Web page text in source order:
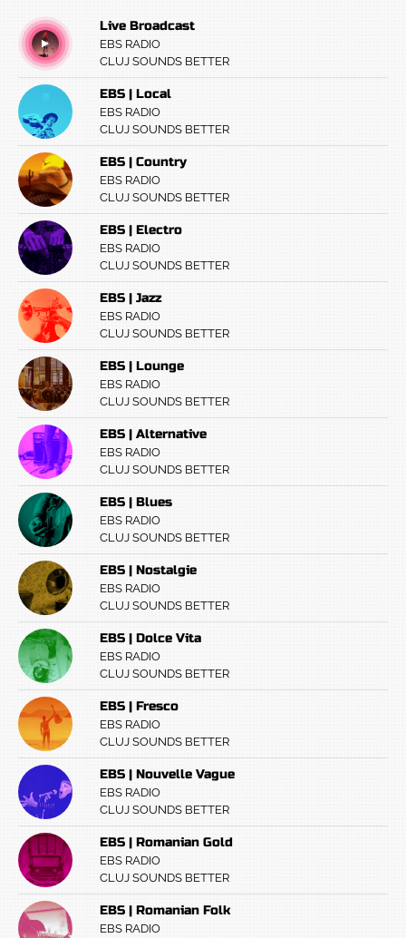
Live Broadcast
EBS RADIO
CLUJ SOUNDS BETTER
EBS | Local
EBS RADIO
CLUJ SOUNDS BETTER
EBS | Country
EBS RADIO
CLUJ SOUNDS BETTER
EBS | Electro
EBS RADIO
CLUJ SOUNDS BETTER
EBS | Jazz
EBS RADIO
CLUJ SOUNDS BETTER
EBS | Lounge
EBS RADIO
CLUJ SOUNDS BETTER
EBS | Alternative
EBS RADIO
CLUJ SOUNDS BETTER
EBS | Blues
EBS RADIO
CLUJ SOUNDS BETTER
EBS | Nostalgie
EBS RADIO
CLUJ SOUNDS BETTER
EBS | Dolce Vita
EBS RADIO
CLUJ SOUNDS BETTER
EBS | Fresco
EBS RADIO
CLUJ SOUNDS BETTER
EBS | Nouvelle Vague
EBS RADIO
CLUJ SOUNDS BETTER
EBS | Romanian Gold
EBS RADIO
CLUJ SOUNDS BETTER
EBS | Romanian Folk
EBS RADIO